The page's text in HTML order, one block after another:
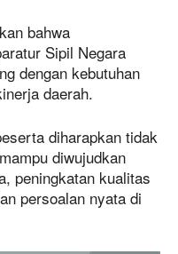
bahwa
Sipil Negara
dengan kebutuhan
daerah.
diharapkan tidak
diwujudkan
peningkatan kualitas
persoalan nyata di